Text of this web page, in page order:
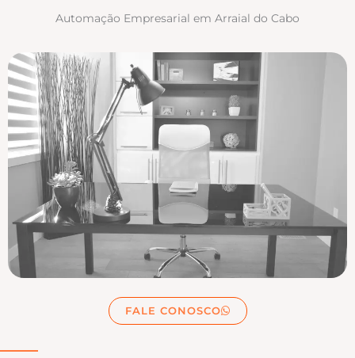
Automação Empresarial em Arraial do Cabo
FALE CONOSCO